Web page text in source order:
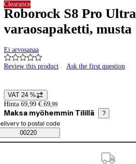
Roborock S8 Pro Ultra
varaosapaketti, musta
Ei arvosanaa
Review this product Ask the first question
Clearance
Price details
VAT 24 %
Hinta 69,99 €. 69,99
Maksa myöhemmin Tilillä ?
Saatavuustiedot
order method
to postal code
00220